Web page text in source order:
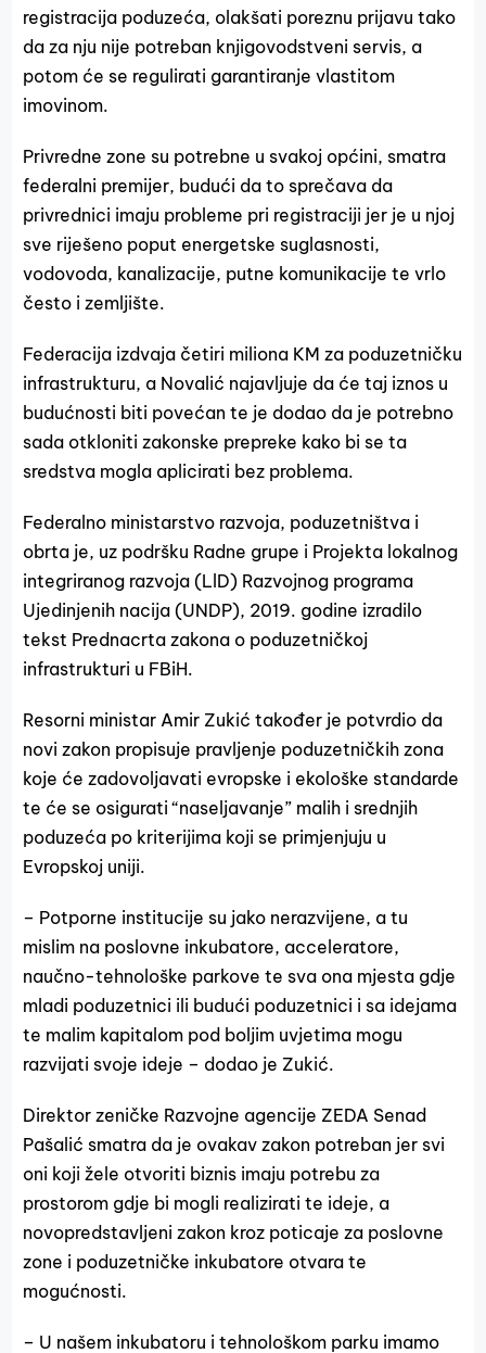
registracija poduzeća, olakšati poreznu prijavu tako
da za nju nije potreban knjigovodstveni servis, a
potom će se regulirati garantiranje vlastitom
imovinom.
Privredne zone su potrebne u svakoj općini, smatra
federalni premijer, budući da to sprečava da
privrednici imaju probleme pri registraciji jer je u njoj
sve riješeno poput energetske suglasnosti,
vodovoda, kanalizacije, putne komunikacije te vrlo
često i zemljište.
Federacija izdvaja četiri miliona KM za poduzetničku
infrastrukturu, a Novalić najavljuje da će taj iznos u
budućnosti biti povećan te je dodao da je potrebno
sada otkloniti zakonske prepreke kako bi se ta
sredstva mogla aplicirati bez problema.
Federalno ministarstvo razvoja, poduzetništva i
obrta je, uz podršku Radne grupe i Projekta lokalnog
integriranog razvoja (LlD) Razvojnog programa
Ujedinjenih nacija (UNDP), 2019. godine izradilo
tekst Prednacrta zakona o poduzetničkoj
infrastrukturi u FBiH.
Resorni ministar Amir Zukić također je potvrdio da
novi zakon propisuje pravljenje poduzetničkih zona
koje će zadovoljavati evropske i ekološke standarde
te će se osigurati “naseljavanje” malih i srednjih
poduzeća po kriterijima koji se primjenjuju u
Evropskoj uniji.
– Potporne institucije su jako nerazvijene, a tu
mislim na poslovne inkubatore, acceleratore,
naučno-tehnološke parkove te sva ona mjesta gdje
mladi poduzetnici ili budući poduzetnici i sa idejama
te malim kapitalom pod boljim uvjetima mogu
razvijati svoje ideje – dodao je Zukić.
Direktor zeničke Razvojne agencije ZEDA Senad
Pašalić smatra da je ovakav zakon potreban jer svi
oni koji žele otvoriti biznis imaju potrebu za
prostorom gdje bi mogli realizirati te ideje, a
novopredstavljeni zakon kroz poticaje za poslovne
zone i poduzetničke inkubatore otvara te
mogućnosti.
– U našem inkubatoru i tehnološkom parku imamo